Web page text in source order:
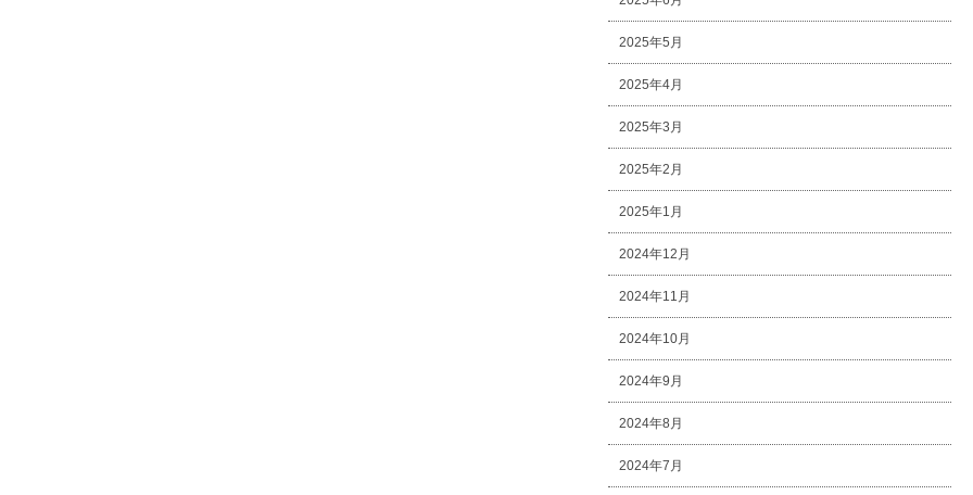
2025年5月
2025年4月
2025年3月
2025年2月
2025年1月
2024年12月
2024年11月
2024年10月
2024年9月
2024年8月
2024年7月